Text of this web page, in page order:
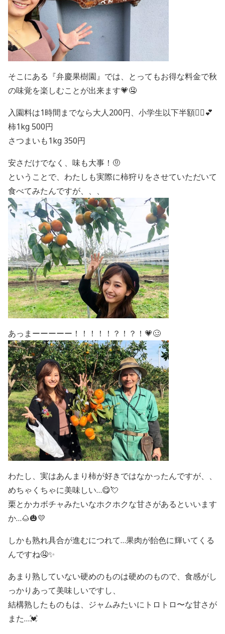
そこにある『弁慶果樹園』では、とってもお得な料金で秋
の味覚を楽しむことが出来ます💗🤤
入園料は1時間までなら大人200円、小学生以下半額💁‍♀💕
柿1kg 500円
さつまいも1kg 350円
安さだけでなく、味も大事！🤨
ということで、わたしも実際に柿狩りをさせていただいて
食べてみたんですが、、、
あっまーーーーー！！！！！？！？！💗🥴
わたし、実はあんまり柿が好きではなかったんですが、、
めちゃくちゃに美味しい…😋💘
栗とかカボチャみたいなホクホクな甘さがあるといいます
か…🌰🎃💛
しかも熟れ具合が進むにつれて…果肉が飴色に輝いてくる
んですね🤤✨
あまり熟していない硬めのものは硬めのもので、食感がし
っかりあって美味しいですし、
結構熟したものもは、ジャムみたいにトロトロ〜な甘さが
また…💓